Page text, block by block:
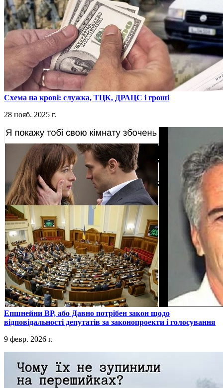
​Схема на крові: служка, ТЦК, ДРАЦС і гроші
28 нояб. 2025 г.
​Епшнейни ВР, або Давно потрібен закон щодо
відповідальності депутатів за законопроекти і голосування
9 февр. 2026 г.